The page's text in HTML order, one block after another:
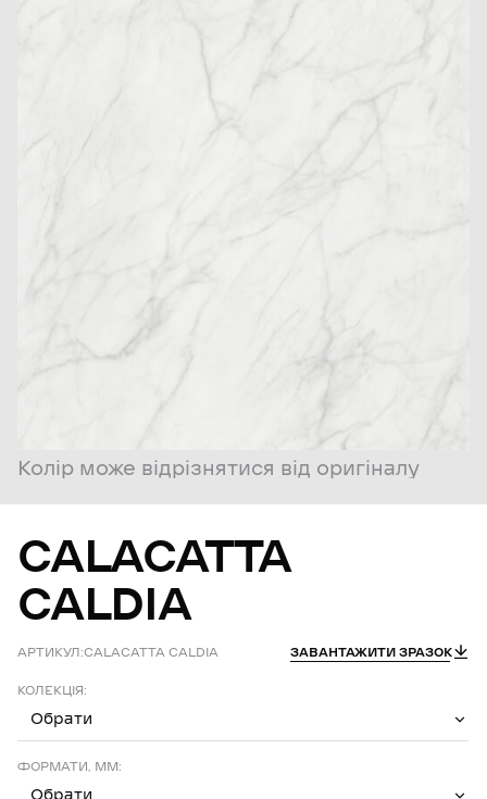
Колір може відрізнятися від оригіналу
CALACATTA
CALDIA
АРТИКУЛ:CALACATTA CALDIA ЗАВАНТАЖИТИ ЗРАЗОК
КОЛЕКЦІЯ:
Обрати
ФОРМАТИ, ММ:
Обрати